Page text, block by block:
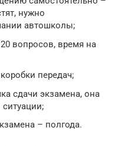
нужно
автошколы;
вопросов, время на
передач;
сдачи экзамена, она
– полгода.